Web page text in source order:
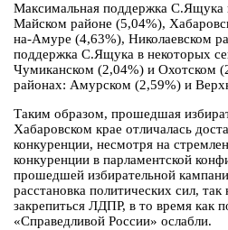
Максимальная поддержка С.Ящука
Майском районе (5,04%),
на-Амуре (4,63%), Николаевском
поддержка С.Ящука в некоторых
Чумиканском (2,04%) и Охотском
районах: Амурском (2,59%) и
Таким образом, прошедшая
Хабаровском крае отличалась
конкуренции, несмотря на
конкуренции в парламентской
прошедшей избирательной
расстановка политических сил,
закрепиться ЛДПР, в то время как
«Справедливой России» ослабли.